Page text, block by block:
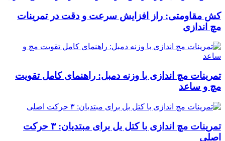
کش مقاومتی: راز افزایش سرعت و دقت در تمرینات
مچ اندازی
تمرینات مچ اندازی با وزنه دمبل: راهنمای کامل تقویت
مچ و ساعد
تمرینات مچ اندازی با کتل بل برای مبتدیان: ۳ حرکت
اصلی